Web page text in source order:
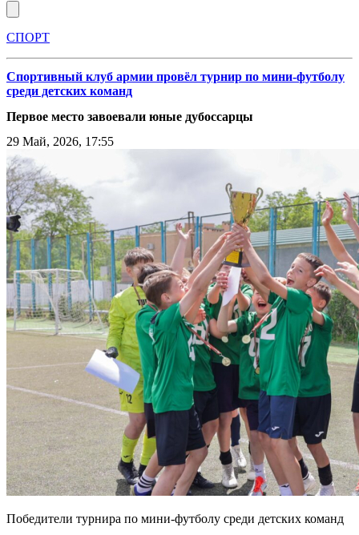
СПОРТ
Спортивный клуб армии провёл турнир по мини-футболу
среди детских команд
Первое место завоевали юные дубоссарцы
29 Май, 2026, 17:55
Победители турнира по мини-футболу среди детских команд